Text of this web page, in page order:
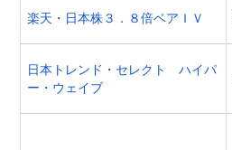
楽天・日本株３．８倍ベアＩＶ
日本トレンド・セレクト ハイパ
ー・ウェイブ